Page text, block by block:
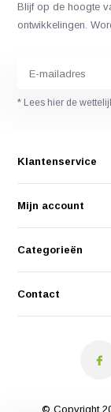
Blijf op de hoogte
ontwikkelingen.
* Lees hier de
Klantenservice
Mijn account
Categorieën
Contact
© Copyright